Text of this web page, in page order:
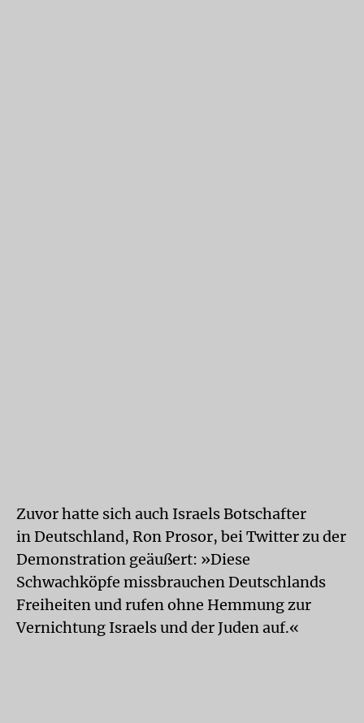
Zuvor hatte sich auch Israels Botschafter
in Deutschland, Ron Prosor, bei Twitter zu der
Demonstration geäußert: »Diese
Schwachköpfe missbrauchen Deutschlands
Freiheiten und rufen ohne Hemmung zur
Vernichtung Israels und der Juden auf.«